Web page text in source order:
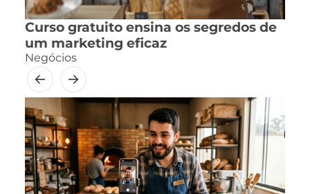
Curso gratuito ensina os segredos de
um marketing eficaz
Negócios